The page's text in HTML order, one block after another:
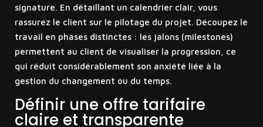
signature. En détaillant un calendrier clair, vous
rassurez le client sur le pilotage du projet. Découpez le
travail en phases distinctes : les jalons (milestones)
permettent au client de visualiser la progression, ce
qui réduit considérablement son anxiété liée à la
gestion du changement ou du temps.
Définir une offre tarifaire
claire et transparente